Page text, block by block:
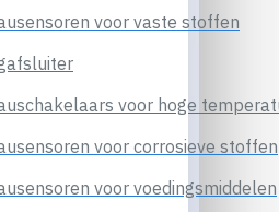
voor vaste stoffen
voor hoge
voor corrosieve stoffen
voor voedingsmiddelen